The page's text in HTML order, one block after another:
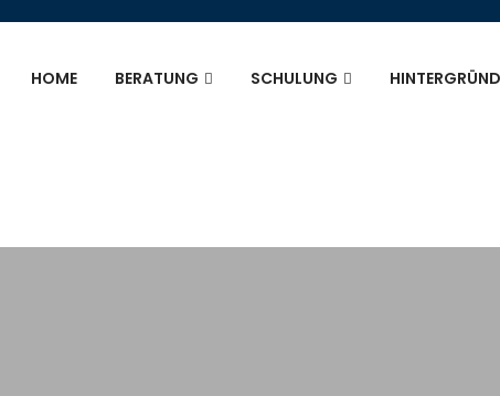
HOME BERATUNG SCHULUNG